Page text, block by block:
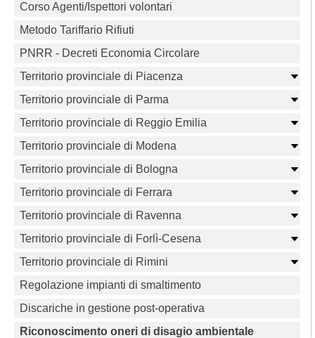
Corso Agenti/Ispettori volontari
Metodo Tariffario Rifiuti
PNRR - Decreti Economia Circolare
Territorio provinciale di Piacenza
Territorio provinciale di Parma
Territorio provinciale di Reggio Emilia
Territorio provinciale di Modena
Territorio provinciale di Bologna
Territorio provinciale di Ferrara
Territorio provinciale di Ravenna
Territorio provinciale di Forlì-Cesena
Territorio provinciale di Rimini
Regolazione impianti di smaltimento
Discariche in gestione post-operativa
Riconoscimento oneri di disagio ambientale